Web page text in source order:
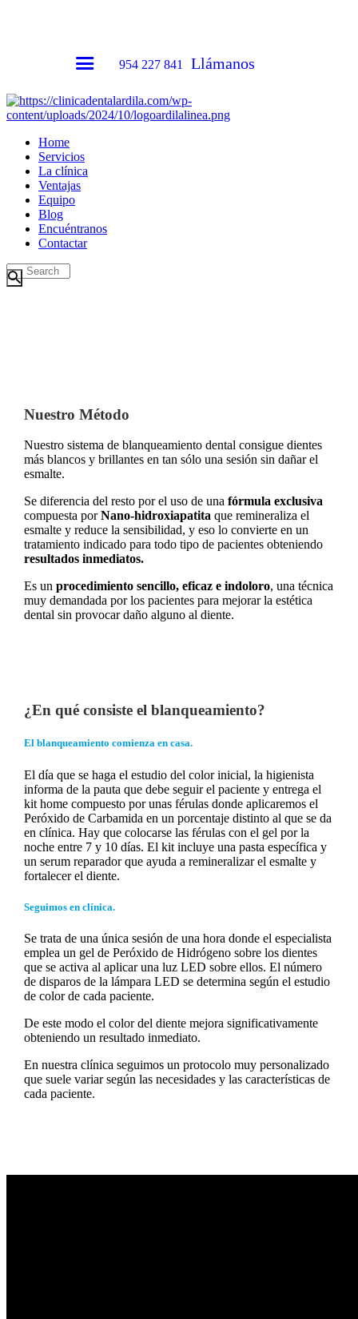
954 227 841 Llámanos
Home
Servicios
La clínica
Ventajas
Equipo
Blog
Encuéntranos
Contactar
Nuestro Método
Nuestro sistema de blanqueamiento dental consigue dientes
más blancos y brillantes en tan sólo una sesión sin dañar el
esmalte.
Se diferencia del resto por el uso de una fórmula exclusiva
compuesta porNano-hidroxiapatitaque remineraliza el
esmalte y reduce la sensibilidad, y eso lo convierte en un
tratamiento indicado para todo tipo de pacientes obteniendo
resultados inmediatos.
Es un procedimiento sencillo, eficaz e indoloro, una técnica
muy demandada por los pacientes para mejorar la estética
dental sin provocar daño alguno al diente.
¿En qué consiste el blanqueamiento?
El blanqueamiento comienza en casa.
El día que se haga el estudio del color inicial, la higienista
informa de la pauta que debe seguir el paciente y entrega el
kit home compuesto por unas férulas donde aplicaremos el
Peróxido de Carbamida en un porcentaje distinto al que se da
en clínica. Hay que colocarse las férulas con el gel por la
noche entre 7 y 10 días. El kit incluye una pasta específica y
un serum reparador que ayuda a remineralizar el esmalte y
fortalecer el diente.
Seguimos en clínica.
Se trata de una única sesión de una hora donde el especialista
emplea un gel de Peróxido de Hidrógeno sobre los dientes
que se activa al aplicar una luz LED sobre ellos. El número
de disparos de la lámpara LED se determina según el estudio
de color de cada paciente.
De este modo el color del diente mejora significativamente
obteniendo un resultado inmediato.
En nuestra clínica seguimos un protocolo muy personalizado
que suele variar según las necesidades y las características de
cada paciente.